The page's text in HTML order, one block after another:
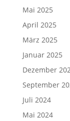
Mai 2025
April 2025
März 2025
Januar 2025
Dezember
September
Juli 2024
Mai 2024